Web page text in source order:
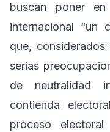
buscan poner
internacional “un
que,
serias
de neutralidad
contienda
proceso